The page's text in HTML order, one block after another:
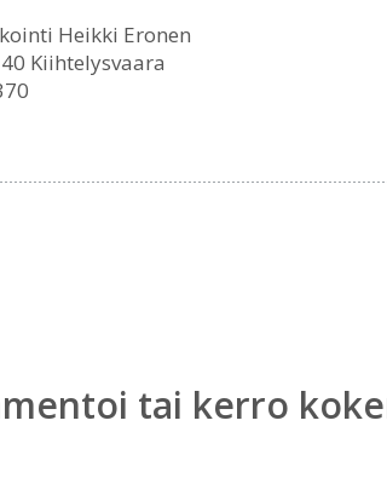
Heikki Eronen
Kiihtelysvaara
tai kerro